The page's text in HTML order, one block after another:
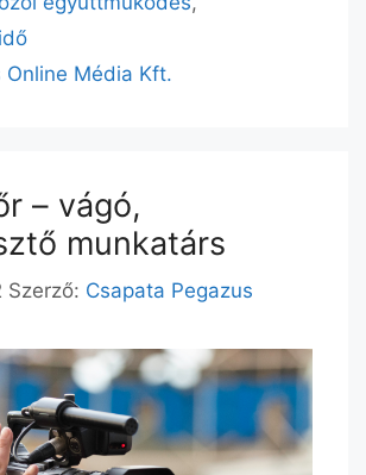
Online Média Kft.
– vágó,
munkatárs
Szerző: Csapata Pegazus